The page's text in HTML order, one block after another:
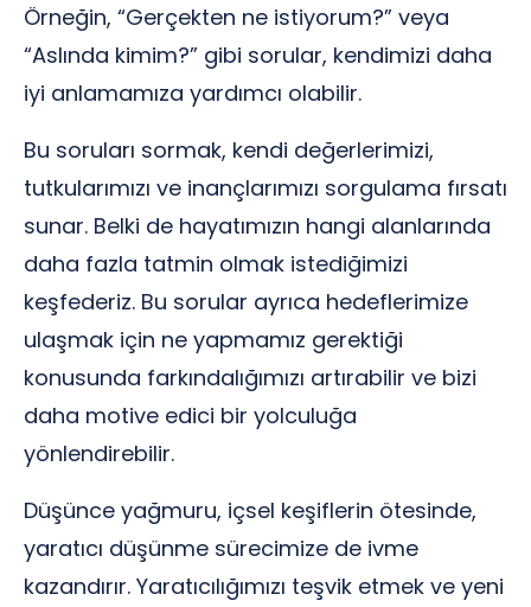
Örneğin, “Gerçekten ne istiyorum?” veya
“Aslında kimim?” gibi sorular, kendimizi daha
iyi anlamamıza yardımcı olabilir.
Bu soruları sormak, kendi değerlerimizi,
tutkularımızı ve inançlarımızı sorgulama fırsatı
sunar. Belki de hayatımızın hangi alanlarında
daha fazla tatmin olmak istediğimizi
keşfederiz. Bu sorular ayrıca hedeflerimize
ulaşmak için ne yapmamız gerektiği
konusunda farkındalığımızı artırabilir ve bizi
daha motive edici bir yolculuğa
yönlendirebilir.
Düşünce yağmuru, içsel keşiflerin ötesinde,
yaratıcı düşünme sürecimize de ivme
kazandırır. Yaratıcılığımızı teşvik etmek ve yeni